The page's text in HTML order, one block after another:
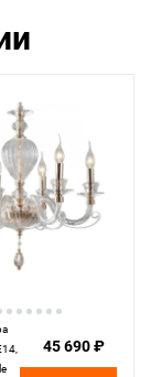
45 690 ₽